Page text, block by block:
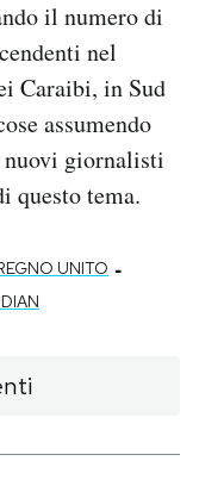
il numero di
nel
Caraibi, in Sud
assumendo
giornalisti
questo tema.
UNITO -